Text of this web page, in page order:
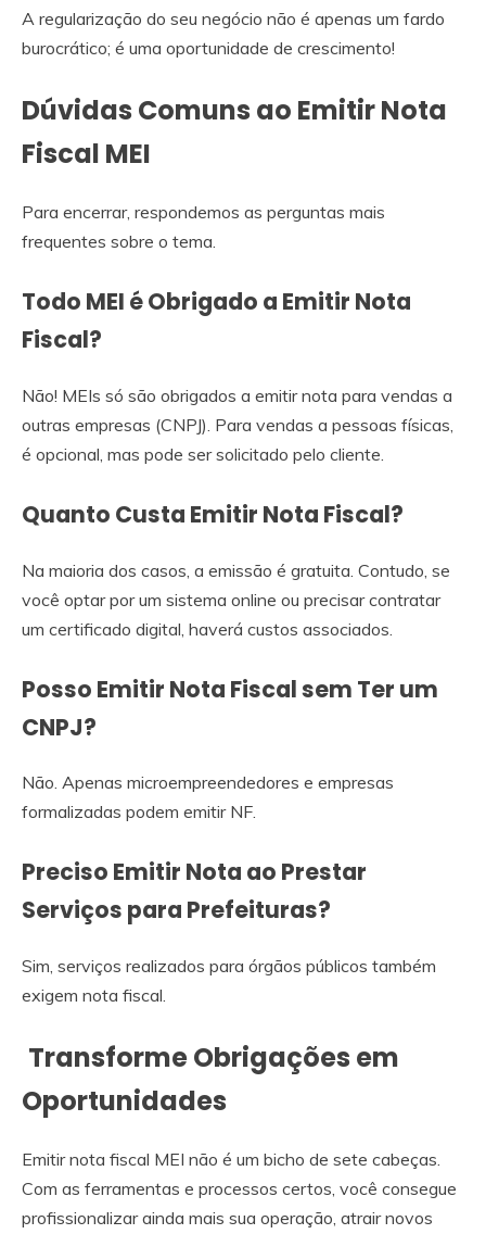
A regularização do seu negócio não é apenas um fardo
burocrático; é uma oportunidade de crescimento!
Dúvidas Comuns ao Emitir Nota
Fiscal MEI
Para encerrar, respondemos as perguntas mais
frequentes sobre o tema.
Todo MEI é Obrigado a Emitir Nota
Fiscal?
Não! MEIs só são obrigados a emitir nota para vendas a
outras empresas (CNPJ). Para vendas a pessoas físicas,
é opcional, mas pode ser solicitado pelo cliente.
Quanto Custa Emitir Nota Fiscal?
Na maioria dos casos, a emissão é gratuita. Contudo, se
você optar por um sistema online ou precisar contratar
um certificado digital, haverá custos associados.
Posso Emitir Nota Fiscal sem Ter um
CNPJ?
Não. Apenas microempreendedores e empresas
formalizadas podem emitir NF.
Preciso Emitir Nota ao Prestar
Serviços para Prefeituras?
Sim, serviços realizados para órgãos públicos também
exigem nota fiscal.
Transforme Obrigações em
Oportunidades
Emitir nota fiscal MEI não é um bicho de sete cabeças.
Com as ferramentas e processos certos, você consegue
profissionalizar ainda mais sua operação, atrair novos